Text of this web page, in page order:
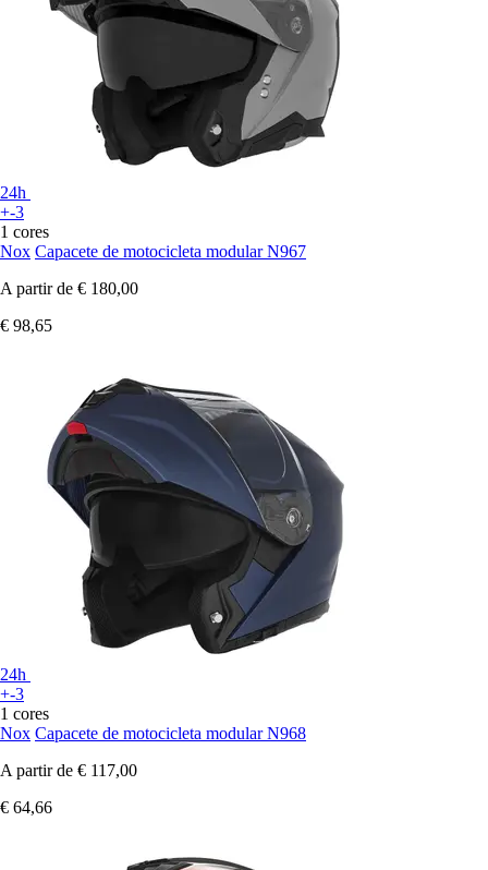
24h
+-3
1 cores
Nox Capacete de motocicleta modular N967
A partir de € 180,00
€ 98,65
24h
+-3
1 cores
Nox Capacete de motocicleta modular N968
A partir de € 117,00
€ 64,66